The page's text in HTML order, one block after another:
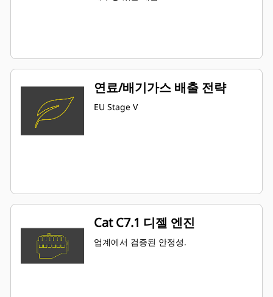
연료/배기가스 배출 전략
EU Stage V
Cat C7.1 디젤 엔진
업계에서 검증된 안정성.